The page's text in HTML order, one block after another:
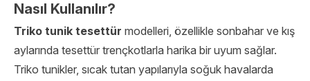
Nasıl Kullanılır?
Triko tunik tesettür modelleri, özellikle sonbahar ve kış
aylarında tesettür trençkotlarla harika bir uyum sağlar.
Triko tunikler, sıcak tutan yapılarıyla soğuk havalarda